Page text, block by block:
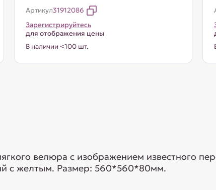
Артикул31912086
Зарегистрируйтесь
для отображения цены
В наличии <100 шт.
велюра с изображением известного
с желтым. Размер: 560*560*80мм.